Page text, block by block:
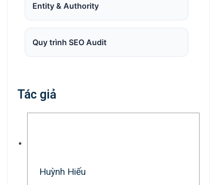
Entity & Authority
Quy trình SEO Audit
Tác giả
Huỳnh Hiếu